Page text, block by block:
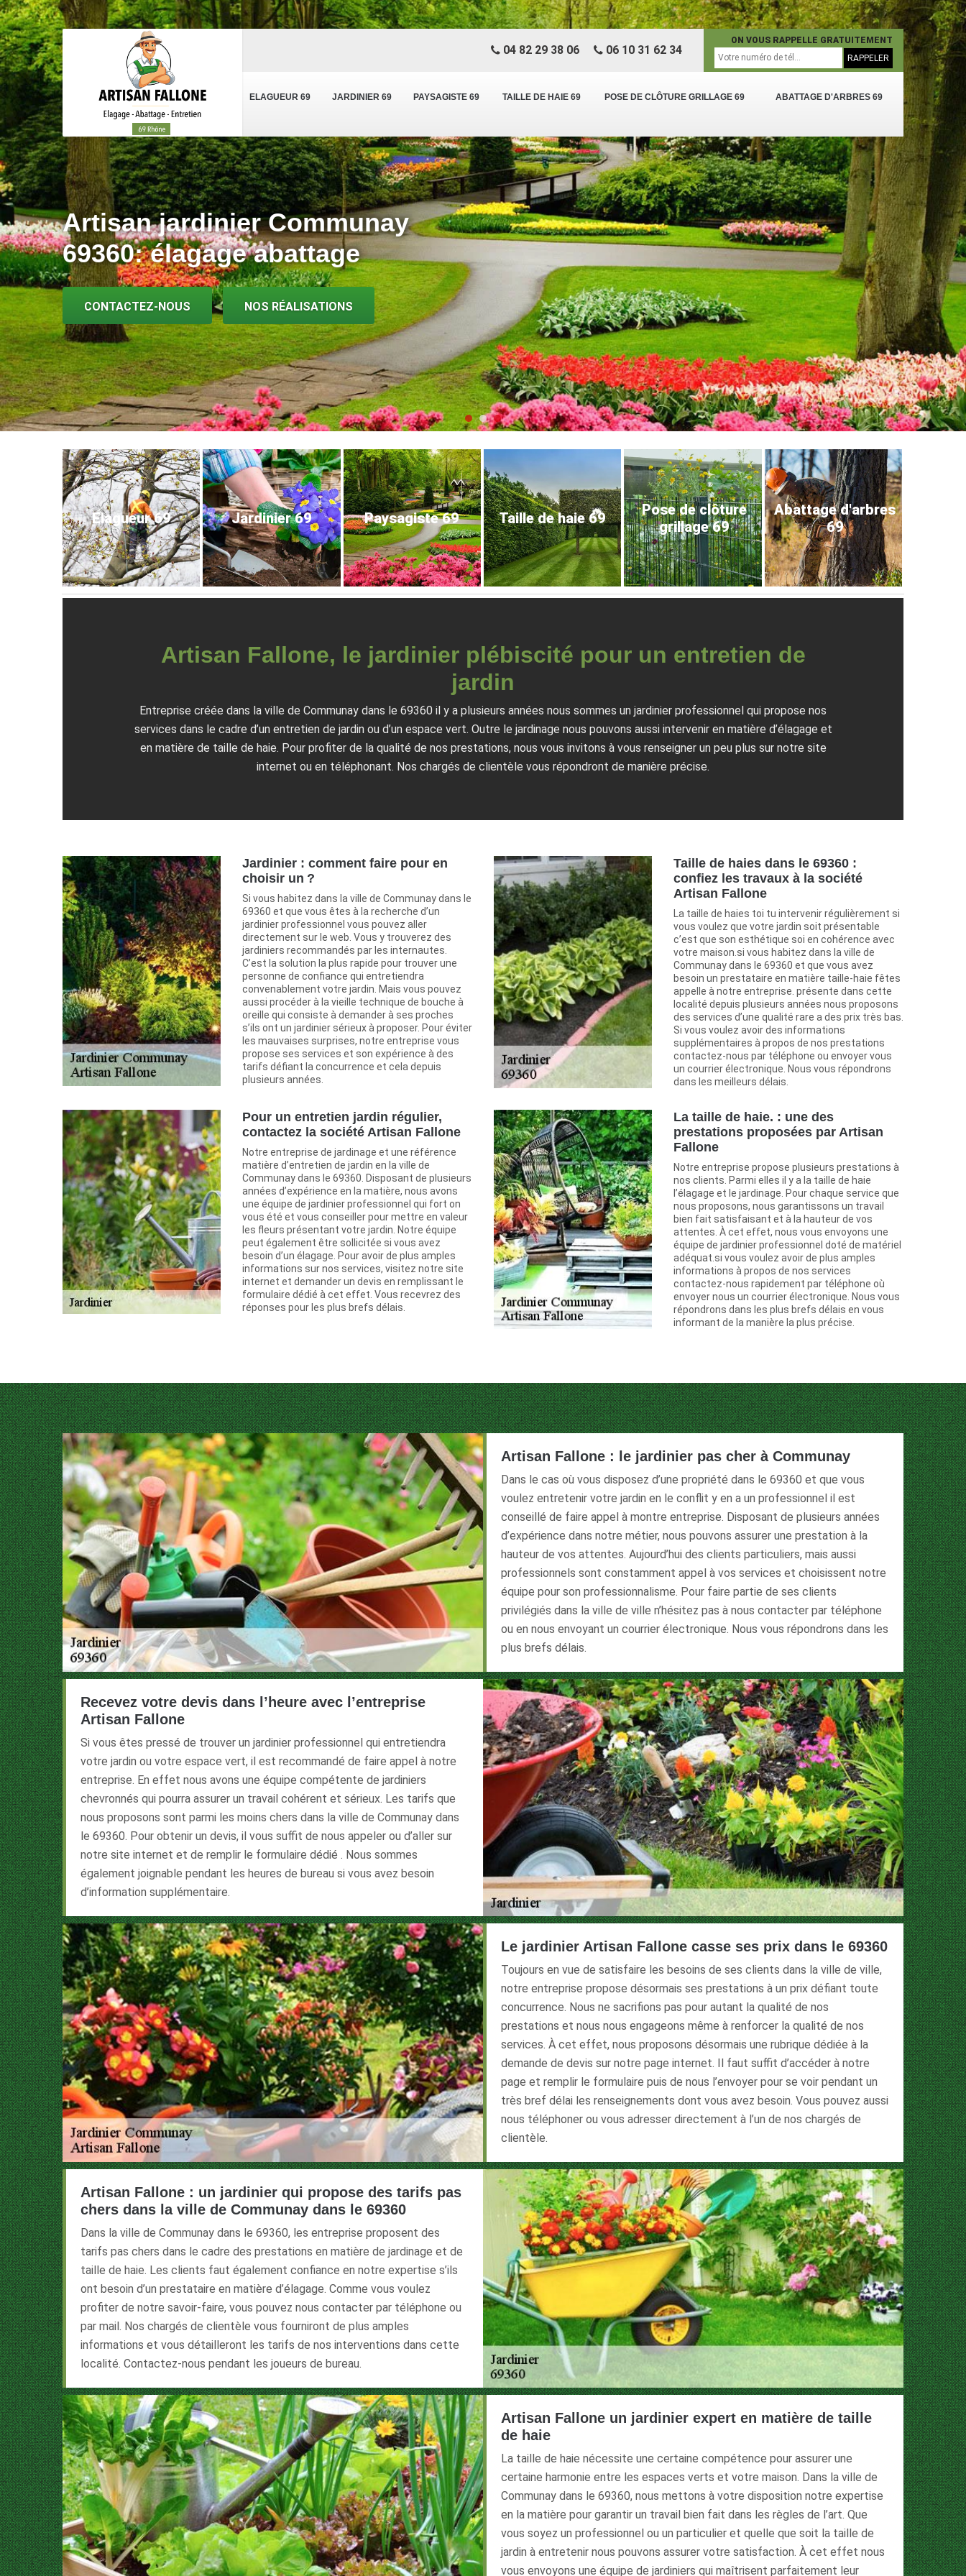
ELAGUEUR 69 JARDINIER 69 PAYSAGISTE 69 TAILLE DE HAIE 69 POSE DE CLÔTURE GRILLAGE 69 ABATTAGE D'ARBRES 69
04 82 29 38 06 06 10 31 62 34
ON VOUS RAPPELLE GRATUITEMENT
Artisan jardinier Communay
69360: élagage abattage
CONTACTEZ-NOUS NOS RÉALISATIONS
Elagueur 69 Jardinier 69 Paysagiste 69 Taille de haie 69
Pose de clôture
grillage 69
Abattage d'arbres
69
Artisan Fallone, le jardinier plébiscité pour un entretien de
jardin
Entreprise créée dans la ville de Communay dans le 69360 il y a plusieurs années nous sommes un jardinier professionnel qui propose nos
services dans le cadre d’un entretien de jardin ou d’un espace vert. Outre le jardinage nous pouvons aussi intervenir en matière d’élagage et
en matière de taille de haie. Pour profiter de la qualité de nos prestations, nous vous invitons à vous renseigner un peu plus sur notre site
internet ou en téléphonant. Nos chargés de clientèle vous répondront de manière précise.
Jardinier : comment faire pour en
choisir un ?
Si vous habitez dans la ville de Communay dans le
69360 et que vous êtes à la recherche d’un
jardinier professionnel vous pouvez aller
directement sur le web. Vous y trouverez des
jardiniers recommandés par les internautes.
C’est la solution la plus rapide pour trouver une
personne de confiance qui entretiendra
convenablement votre jardin. Mais vous pouvez
aussi procéder à la vieille technique de bouche à
oreille qui consiste à demander à ses proches
s’ils ont un jardinier sérieux à proposer. Pour éviter
les mauvaises surprises, notre entreprise vous
propose ses services et son expérience à des
tarifs défiant la concurrence et cela depuis
plusieurs années.
Taille de haies dans le 69360 :
confiez les travaux à la société
Artisan Fallone
La taille de haies toi tu intervenir régulièrement si
vous voulez que votre jardin soit présentable
c’est que son esthétique soi en cohérence avec
votre maison.si vous habitez dans la ville de
Communay dans le 69360 et que vous avez
besoin un prestataire en matière taille-haie fêtes
appelle à notre entreprise. présente dans cette
localité depuis plusieurs années nous proposons
des services d’une qualité rare a des prix très bas.
Si vous voulez avoir des informations
supplémentaires à propos de nos prestations
contactez-nous par téléphone ou envoyer vous
un courrier électronique. Nous vous répondrons
dans les meilleurs délais.
Pour un entretien jardin régulier,
contactez la société Artisan Fallone
Notre entreprise de jardinage et une référence
matière d’entretien de jardin en la ville de
Communay dans le 69360. Disposant de plusieurs
années d’expérience en la matière, nous avons
une équipe de jardinier professionnel qui fort on
vous été et vous conseiller pour mettre en valeur
les fleurs présentant votre jardin. Notre équipe
peut également être sollicitée si vous avez
besoin d’un élagage. Pour avoir de plus amples
informations sur nos services, visitez notre site
internet et demander un devis en remplissant le
formulaire dédié à cet effet. Vous recevrez des
réponses pour les plus brefs délais.
La taille de haie. : une des
prestations proposées par Artisan
Fallone
Notre entreprise propose plusieurs prestations à
nos clients. Parmi elles il y a la taille de haie
l’élagage et le jardinage. Pour chaque service que
nous proposons, nous garantissons un travail
bien fait satisfaisant et à la hauteur de vos
attentes. À cet effet, nous vous envoyons une
équipe de jardinier professionnel doté de matériel
adéquat.si vous voulez avoir de plus amples
informations à propos de nos services
contactez-nous rapidement par téléphone où
envoyer nous un courrier électronique. Nous vous
répondrons dans les plus brefs délais en vous
informant de la manière la plus précise.
Artisan Fallone : le jardinier pas cher à Communay
Dans le cas où vous disposez d’une propriété dans le 69360 et que vous
voulez entretenir votre jardin en le conflit y en a un professionnel il est
conseillé de faire appel à montre entreprise. Disposant de plusieurs années
d’expérience dans notre métier, nous pouvons assurer une prestation à la
hauteur de vos attentes. Aujourd’hui des clients particuliers, mais aussi
professionnels sont constamment appel à vos services et choisissent notre
équipe pour son professionnalisme. Pour faire partie de ses clients
privilégiés dans la ville de ville n’hésitez pas à nous contacter par téléphone
ou en nous envoyant un courrier électronique. Nous vous répondrons dans les
plus brefs délais.
Recevez votre devis dans l’heure avec l’entreprise
Artisan Fallone
Si vous êtes pressé de trouver un jardinier professionnel qui entretiendra
votre jardin ou votre espace vert, il est recommandé de faire appel à notre
entreprise. En effet nous avons une équipe compétente de jardiniers
chevronnés qui pourra assurer un travail cohérent et sérieux. Les tarifs que
nous proposons sont parmi les moins chers dans la ville de Communay dans
le 69360. Pour obtenir un devis, il vous suffit de nous appeler ou d’aller sur
notre site internet et de remplir le formulaire dédié . Nous sommes
également joignable pendant les heures de bureau si vous avez besoin
d’information supplémentaire.
Le jardinier Artisan Fallone casse ses prix dans le 69360
Toujours en vue de satisfaire les besoins de ses clients dans la ville de ville,
notre entreprise propose désormais ses prestations à un prix défiant toute
concurrence. Nous ne sacrifions pas pour autant la qualité de nos
prestations et nous nous engageons même à renforcer la qualité de nos
services. À cet effet, nous proposons désormais une rubrique dédiée à la
demande de devis sur notre page internet. Il faut suffit d’accéder à notre
page et remplir le formulaire puis de nous l’envoyer pour se voir pendant un
très bref délai les renseignements dont vous avez besoin. Vous pouvez aussi
nous téléphoner ou vous adresser directement à l’un de nos chargés de
clientèle.
Artisan Fallone : un jardinier qui propose des tarifs pas
chers dans la ville de Communay dans le 69360
Dans la ville de Communay dans le 69360, les entreprise proposent des
tarifs pas chers dans le cadre des prestations en matière de jardinage et de
taille de haie. Les clients faut également confiance en notre expertise s’ils
ont besoin d’un prestataire en matière d’élagage. Comme vous voulez
profiter de notre savoir-faire, vous pouvez nous contacter par téléphone ou
par mail. Nos chargés de clientèle vous fourniront de plus amples
informations et vous détailleront les tarifs de nos interventions dans cette
localité. Contactez-nous pendant les joueurs de bureau.
Artisan Fallone un jardinier expert en matière de taille
de haie
La taille de haie nécessite une certaine compétence pour assurer une
certaine harmonie entre les espaces verts et votre maison. Dans la ville de
Communay dans le 69360, nous mettons à votre disposition notre expertise
en la matière pour garantir un travail bien fait dans les règles de l’art. Que
vous soyez un professionnel ou un particulier et quelle que soit la taille de
jardin à entretenir nous pouvons assurer votre satisfaction. À cet effet nous
vous envoyons une équipe de jardiniers qui maîtrisent parfaitement leur